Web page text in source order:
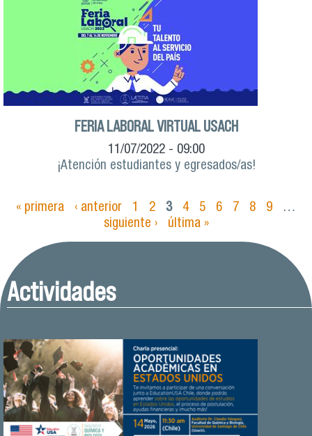
FERIA LABORAL VIRTUAL USACH
11/07/2022 - 09:00
¡Atención estudiantes y egresados/as!
« primera ‹ anterior 1 2 3 4 5 6 7 8 9
…
siguiente ›
última »
Actividades